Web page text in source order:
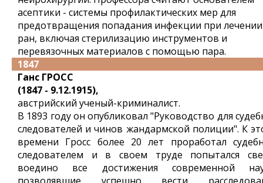
асептики - системы профилактических мер для
предотвращения попадания инфекции при лечении
ран, включая стерилизацию инструментов и
перевязочных материалов с помощью пара.
1847
Ганс ГРОСС
(1847 - 9.12.1915),
австрийский ученый-криминалист.
В 1893 году он опубликовал "Руководство для
следователей и чинов жандармской полиции". К
времени Гросс более 20 лет проработал
следователем и в своем труде попытался
воедино все достижения современной